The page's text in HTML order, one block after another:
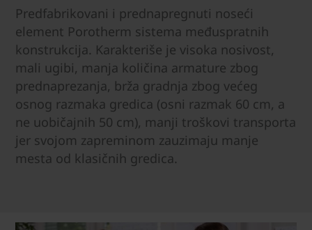
Predfabrikovani i prednapregnuti noseći
element Porotherm sistema međuspratnih
konstrukcija. Karakteriše je visoka nosivost,
mali ugibi, manja količina armature zbog
prednaprezanja, brža gradnja zbog većeg
osnog razmaka gredica (osni razmak 60 cm, a
ne uobičajnih 50 cm), manji troškovi transporta
jer svojom zapreminom zauzimaju manje
mesta od klasičnih gredica.